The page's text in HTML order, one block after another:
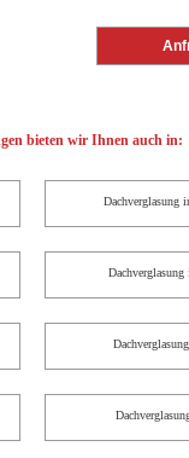
bieten wir Ihnen auch in:
Dachverglasung